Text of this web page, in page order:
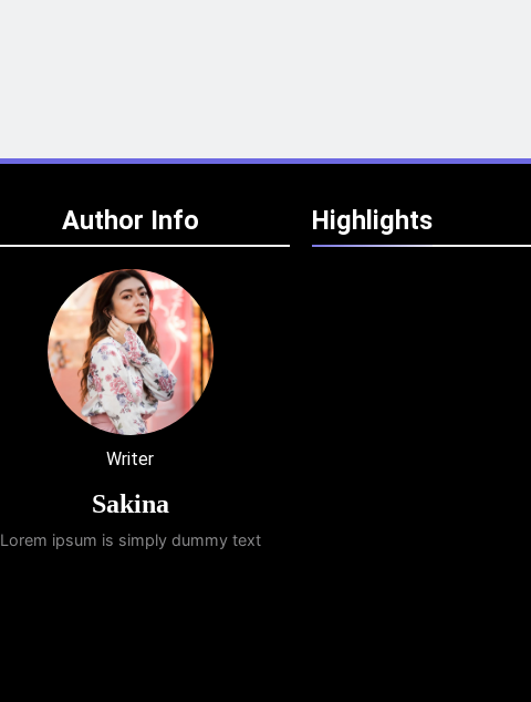
Author Info
Writer
Sakina
Lorem ipsum is simply dummy text
Highlights